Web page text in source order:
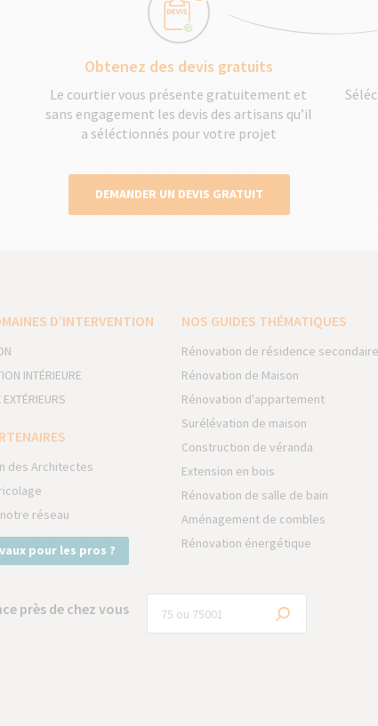
Obtenez des devis gratuits
Le courtier vous présente gratuitement et
sans engagement les devis des artisans qu’il
a séléctionnés pour votre projet
DEMANDER UN DEVIS GRATUIT
D’INTERVENTION
INTÉRIEURE
des Architectes
réseau
pour les pros ?
NOS GUIDES THÉMATIQUES
Rénovation de résidence secondaire
Rénovation de Maison
Rénovation d'appartement
Surélévation de maison
Construction de véranda
Extension en bois
Rénovation de salle de bain
Aménagement de combles
Rénovation énergétique
près de chez vous